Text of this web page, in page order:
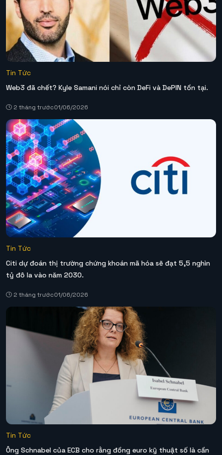
Tin Tức
Web3 đã chết? Kyle Samani nói chỉ còn DeFi và DePIN tồn tại.
2 tháng trước01/06/2026
Tin Tức
Citi dự đoán thị trường chứng khoán mã hóa sẽ đạt 5,5 nghìn
tỷ đô la vào năm 2030.
2 tháng trước01/06/2026
Tin Tức
Ông Schnabel của ECB cho rằng đồng euro kỹ thuật số là cần